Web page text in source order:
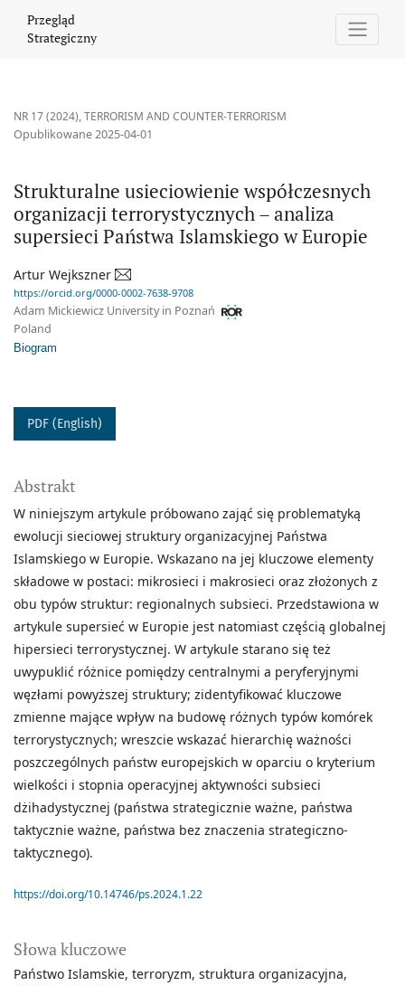
Przegląd
Strategiczny
NR 17 (2024),TERRORISM AND COUNTER-TERRORISM
Strukturalne usieciowienie współczesnych
organizacji terrorystycznych – analiza
supersieci Państwa Islamskiego w Europie
Opublikowane 2025-04-01
Artur Wejkszner
https://orcid.org/0000-0002-7638-9708
Adam Mickiewicz University in Poznań
Poland
Biogram
PDF (English)
Słowa kluczowe
Państwo Islamskie terroryzm struktura organizacyjna
Abstrakt
W niniejszym artykule próbowano zająć się problematyką
ewolucji sieciowej struktury organizacyjnej Państwa
Islamskiego w Europie. Wskazano na jej kluczowe elementy
składowe w postaci: mikrosieci i makrosieci oraz złożonych z
obu typów struktur: regionalnych subsieci. Przedstawiona w
artykule supersieć w Europie jest natomiast częścią globalnej
hipersieci terrorystycznej. W artykule starano się też
uwypuklić różnice pomiędzy centralnymi a peryferyjnymi
węzłami powyższej struktury; zidentyfikować kluczowe
zmienne mające wpływ na budowę różnych typów komórek
terrorystycznych; wreszcie wskazać hierarchię ważności
poszczególnych państw europejskich w oparciu o kryterium
wielkości i stopnia operacyjnej aktywności subsieci
dżihadystycznej (państwa strategicznie ważne, państwa
taktycznie ważne, państwa bez znaczenia strategiczno-
taktycznego).
https://doi.org/10.14746/ps.2024.1.22